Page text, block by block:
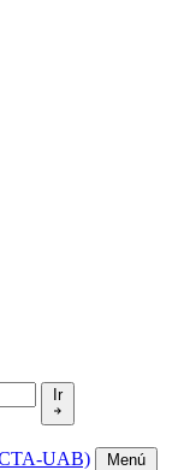
Ir
UAB)
Menú